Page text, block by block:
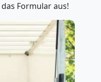
Formular aus!